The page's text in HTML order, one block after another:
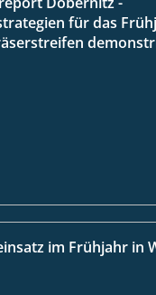
für das
im Frühjahr in